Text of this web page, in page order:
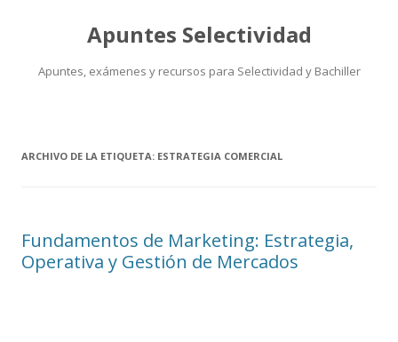
Apuntes Selectividad
Apuntes, exámenes y recursos para Selectividad y Bachiller
ARCHIVO DE LA ETIQUETA: ESTRATEGIA COMERCIAL
Fundamentos de Marketing: Estrategia,
Operativa y Gestión de Mercados